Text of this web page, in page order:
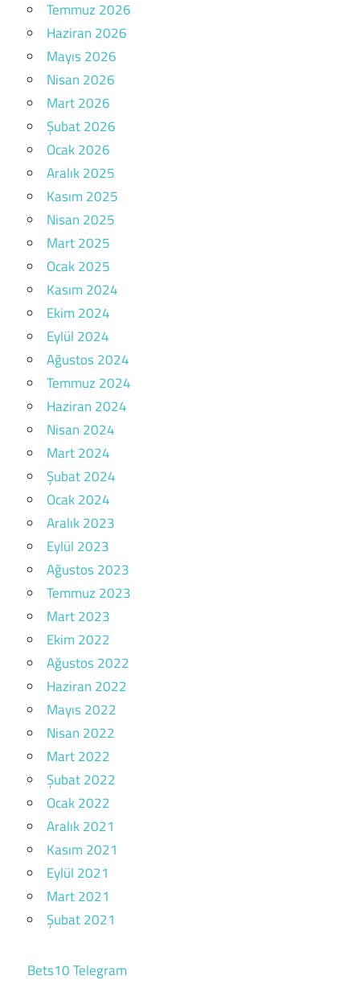
Temmuz 2026
Haziran 2026
Mayıs 2026
Nisan 2026
Mart 2026
Şubat 2026
Ocak 2026
Aralık 2025
Kasım 2025
Nisan 2025
Mart 2025
Ocak 2025
Kasım 2024
Ekim 2024
Eylül 2024
Ağustos 2024
Temmuz 2024
Haziran 2024
Nisan 2024
Mart 2024
Şubat 2024
Ocak 2024
Aralık 2023
Eylül 2023
Ağustos 2023
Temmuz 2023
Mart 2023
Ekim 2022
Ağustos 2022
Haziran 2022
Mayıs 2022
Nisan 2022
Mart 2022
Şubat 2022
Ocak 2022
Aralık 2021
Kasım 2021
Eylül 2021
Mart 2021
Şubat 2021
Bets10 Telegram